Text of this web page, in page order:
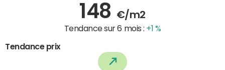
148 €/m2
Tendance sur 6 mois : +1 %
Tendance prix